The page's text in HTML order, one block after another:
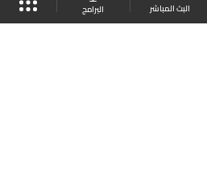
البث المباشر البرامج
الجدول البث المباشر